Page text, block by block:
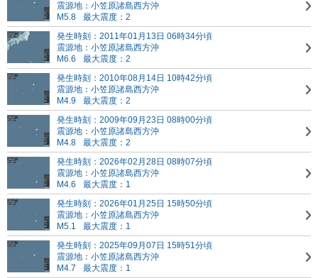
震源地：小笠原諸島西方沖
M5.8
最大震度：2
発生時刻：2011年01月13日 06時34分頃
震源地：小笠原諸島西方沖
M6.6
最大震度：2
発生時刻：2010年08月14日 10時42分頃
震源地：小笠原諸島西方沖
M4.9
最大震度：2
発生時刻：2009年09月23日 08時00分頃
震源地：小笠原諸島西方沖
M4.8
最大震度：2
発生時刻：2026年02月28日 08時07分頃
震源地：小笠原諸島西方沖
M4.6
最大震度：1
発生時刻：2026年01月25日 15時50分頃
震源地：小笠原諸島西方沖
M5.1
最大震度：1
発生時刻：2025年09月07日 15時51分頃
震源地：小笠原諸島西方沖
M4.7
最大震度：1